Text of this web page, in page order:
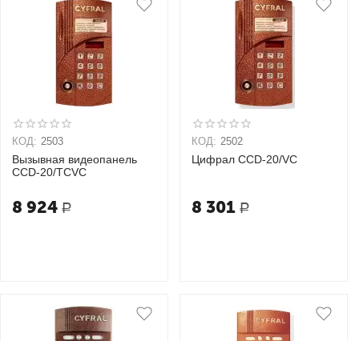
КОД: 2503
Вызывная видеопанель
CCD-20/TCVС
8 924 Р
КОД: 2502
Цифрал CCD-20/VC
8 301 Р